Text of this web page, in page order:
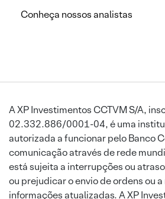
Conheça nossos analistas
A XP Investimentos CCTVM S/A,
02.332.886/0001-04, é uma
autorizada a funcionar pelo Banco
comunicação através de rede
está sujeita a interrupções ou
ou prejudicar o envio de ordens ou
informações atualizadas. A XP